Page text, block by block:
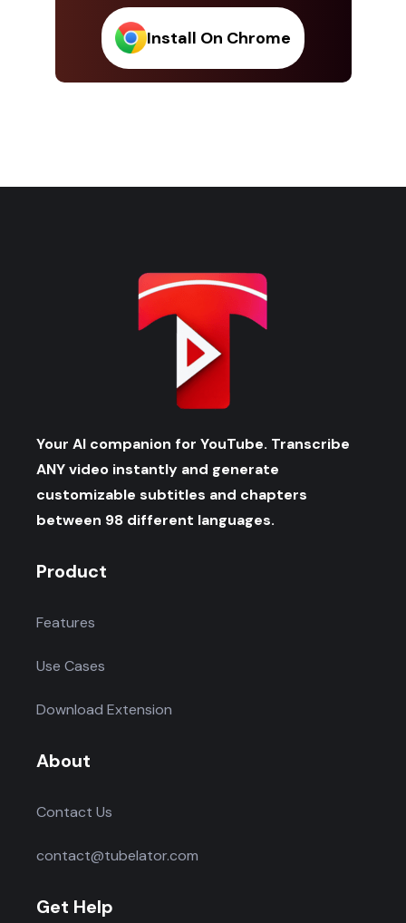
Install On Chrome
Your AI companion for YouTube. Transcribe
ANY video instantly and generate
customizable subtitles and chapters
between 98 different languages.
Product
Features
Use Cases
Download Extension
About
Contact Us
contact@tubelator.com
Get Help